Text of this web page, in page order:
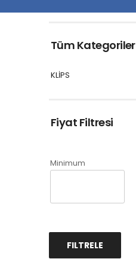
Tüm Kategoriler
KLİPS
Fiyat Filtresi
Minimum
FILTRELE